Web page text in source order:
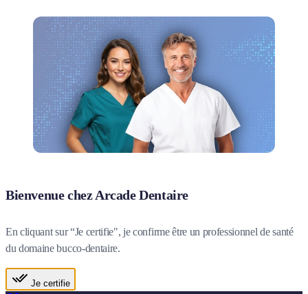
Bienvenue chez Arcade Dentaire
En cliquant sur “Je certifie", je confirme être un professionnel de santé
du domaine bucco-dentaire.
Je certifie